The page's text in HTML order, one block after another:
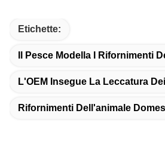
Etichette:
Il Pesce Modella I Rifornimenti
L'OEM Insegue La Leccatura
Rifornimenti Dell'animale